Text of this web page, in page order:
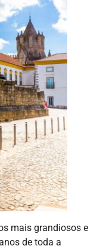
mais grandiosos e
de toda a